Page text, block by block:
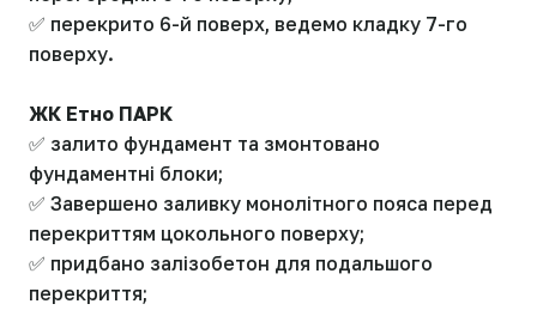
✅ перекрито 6-й поверх, ведемо кладку 7-го
поверху.
ЖК Етно ПАРК
✅ залито фундамент та змонтовано
фундаментні блоки;
✅ Завершено заливку монолітного пояса перед
перекриттям цокольного поверху;
✅ придбано залізобетон для подальшого
перекриття;